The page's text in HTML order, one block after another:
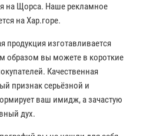
на Щорса. Наше рекламное
на Хар.горе.
продукция изготавливается
образом вы можете в короткие
Качественная
признак серьёзной и
ваш имидж, а зачастую
дух.